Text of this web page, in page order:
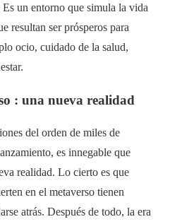
un entorno que simula la vida
resultan ser prósperos para
ocio, cuidado de la salud,
: una nueva realidad
del orden de miles de
es innegable que
realidad. Lo cierto es que
en el metaverso tienen
atrás. Después de todo, la era